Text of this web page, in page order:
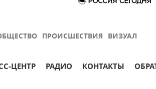
ПРОИСШЕСТВИЯ ВИЗУАЛ
ЦЕНТР РАДИО КОНТАКТЫ